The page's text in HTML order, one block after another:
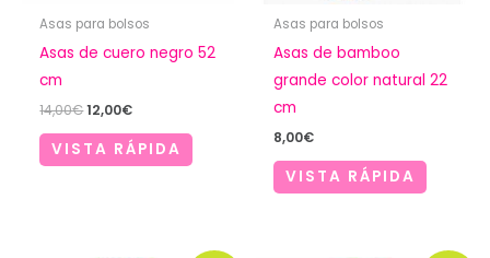
Asas para bolsos
Asas de cuero negro 52
cm
14,00€El
original
12,00€El
actual
VISTA RÁPIDA
Asas para bolsos
Asas de bamboo
grande color natural 22
cm
8,00€
VISTA RÁPIDA